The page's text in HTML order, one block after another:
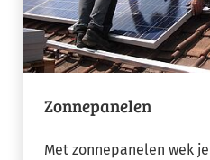
Zonnepanelen
Met zonnepanelen wek